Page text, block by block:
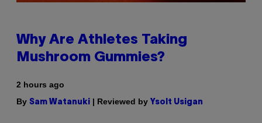
Why Are Athletes Taking
Mushroom Gummies?
2 hours ago
By Sam Watanuki | Reviewed by Ysolt Usigan